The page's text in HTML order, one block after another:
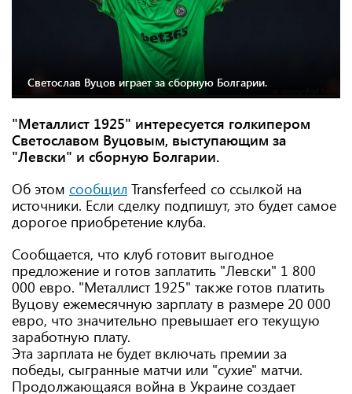
Светослав Вуцов играет за сборную Болгарии.
"Металлист 1925" интересуется голкипером
Светославом Вуцовым, выступающим за
"Левски" и сборную Болгарии.
Об этом сообщил Transferfeed со ссылкой на
источники. Если сделку подпишут, это будет самое
дорогое приобретение клуба.
Сообщается, что клуб готовит выгодное
предложение и готов заплатить "Левски" 1 800
000 евро. "Металлист 1925" также готов платить
Вуцову ежемесячную зарплату в размере 20 000
евро, что значительно превышает его текущую
заработную плату.
Эта зарплата не будет включать премии за
победы, сыгранные матчи или "сухие" матчи.
Продолжающаяся война в Украине создает